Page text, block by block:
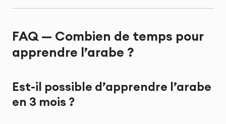
FAQ — Combien de temps pour
apprendre l’arabe ?
Est-il possible d’apprendre l’arabe
en 3 mois ?